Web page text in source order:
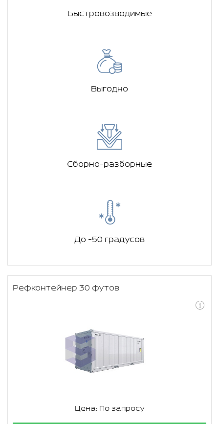
Быстровозводимые
Выгодно
Сборно-разборные
До -50 градусов
Рефконтейнер 30 футов
Цена: По запросу